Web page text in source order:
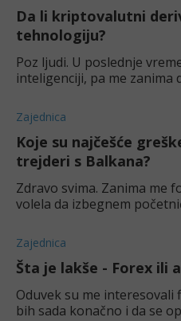
Da li kriptovalutni
tehnologiju?
Poz ljudi. U poslednje
inteligenciji, pa me
treba investirati?
Zajednica
Koje su najčešće
trejderi s Balkana?
Zdravo svima. Zanima me
volela da izbegnem
i iskustva iz prve ruke. Koje
Zajednica
Šta je lakše - Forex ili
Oduvek su me
bih sada konačno i da se